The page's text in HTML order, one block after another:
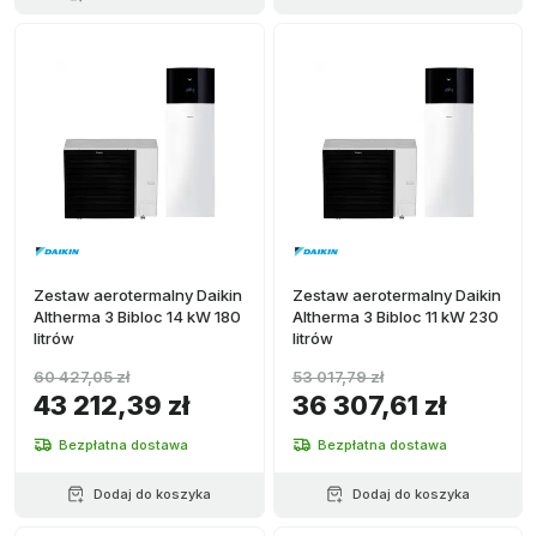
Zestaw aerotermalny Daikin
Altherma 3 Bibloc 14 kW 180
litrów
43 212,39 zł
60 427,05 zł
Bezpłatna dostawa
Dodaj do koszyka
Zestaw aerotermalny Daikin
Altherma 3 Bibloc 11 kW 230
litrów
36 307,61 zł
53 017,79 zł
Bezpłatna dostawa
Dodaj do koszyka